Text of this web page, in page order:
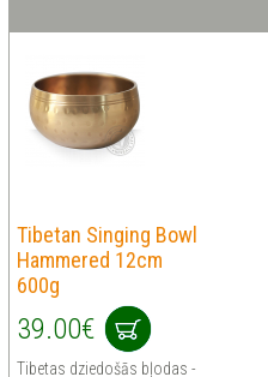
Tibetan Singing Bowl
Hammered 12cm
600g
39.00€
Tibetas dziedošās bļodas -